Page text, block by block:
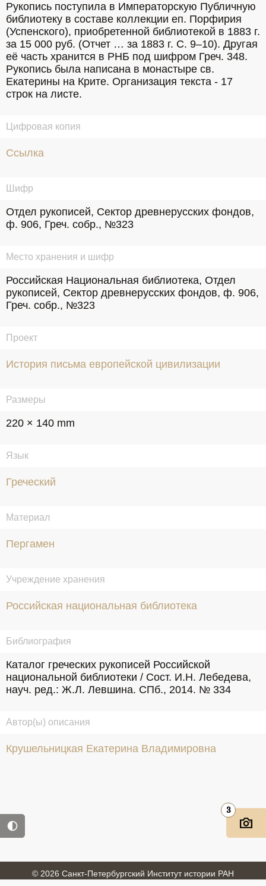
Рукопись поступила в Императорскую Публичную
библиотеку в составе коллекции еп. Порфирия
(Успенского), приобретенной библиотекой в 1883 г.
за 15 000 руб. (Отчет … за 1883 г. С. 9–10). Другая
её часть хранится в РНБ под шифром Греч. 348.
Рукопись была написана в монастыре св.
Екатерины на Крите. Организация текста - 17
строк на листе.
Цифровая копия
Ссылка
Шифр
Отдел рукописей, Сектор древнерусских фондов,
ф. 906, Греч. собр., №323
Место хранения и шифр
Российская Национальная библиотека, Отдел
рукописей, Сектор древнерусских фондов, ф. 906,
Греч. собр., №323
Проект
История письма европейской цивилизации
Размеры
220 × 140 mm
Язык
Греческий
Материал
Пергамен
Учреждение хранения
Российская национальная библиотека
Библиография
Каталог греческих рукописей Российской
национальной библиотеки / Сост. И.Н. Лебедева,
науч. ред.: Ж.Л. Левшина. СПб., 2014. № 334
Автор(ы) описания
Крушельницкая Екатерина Владимировна
3
© 2026 Санкт-Петербургский Институт истории РАН